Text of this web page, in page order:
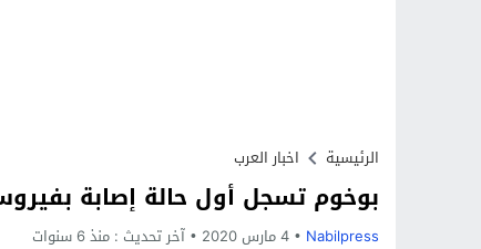
الرئيسية اخبار العرب
بوخوم تسجل أول حالة إصابة
Nabilpress 4 مارس 2020 آخر تحديث : منذ 6 سنوات